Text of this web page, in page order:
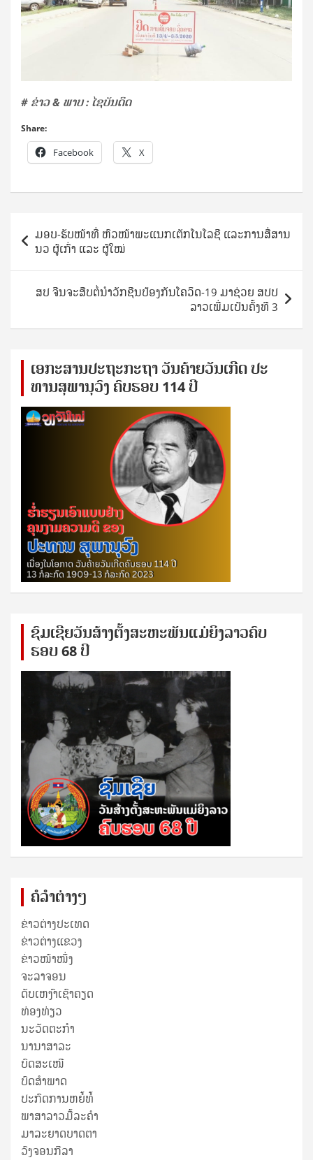
# ຂ່າວ & ພາບ : ໄຊບັນດິດ
Share:
Facebook X
navigation
ມອບ-ຮັບໜ້າທີ່ ຫົວໜ້າພະແນກເຕັກໂນໂລຊີ ແລະການສື່ສານ
ນວ ຜູ້ເກົ່າ ແລະ ຜູ້ໃໝ່
​ສປ ຈີນຈະສືບຕໍ່ນໍາວັກຊີນປ້ອງກັນໂຄວິດ-19 ມາຊ່ວຍ ສປປ
ລາວເພີ່ມເປັນຄັ້ງທີ 3
ເອ​ກະ​ສານ​ປະ​ຖະ​ກະ​ຖ​າ ວັນ​ຄ້າຍ​ວັນ​ເກີດ ປ​ະ​
ທານ​ສຸ​ພາ​ນຸ​ວົງ ຄົບ​ຮອບ 114 ປີ
ຊົ​ມ​ເຊີຍ​ວັນ​ສ້າງ​ຕັ້ງ​ສະ​ຫະ​ພັນ​ແມ່​ຍິງ​​ລາວຄົບ​
ຮອບ 68 ປິ
ຄໍລຳຕ່າງໆ
ຂ່າວຕ່າງປະເທດ
ຂ່າວ​ຕ່າງ​ແຂວງ
ຂ່າວໜ້າໜຶ່ງ
ຈະລາຈອນ
ດັບເຫງົາເຊົາຄຽດ
ທ່ອງທ່ຽວ
ນະວັດຕະກໍາ
ນານາສາລະ
ບົດສະເໜີ
ບົດສໍາພາດ
ປະກົດການຫຍໍ້ທໍ້
ພາສາລາວມື້ລະຄຳ
ມາລະຍາດບາດຕາ
ວົງຈອນກີລາ